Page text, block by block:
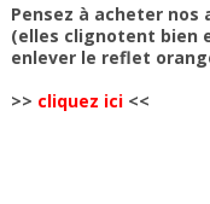
Pensez à acheter
(elles clignotent bien
enlever le reflet
>> cliquez ici <<